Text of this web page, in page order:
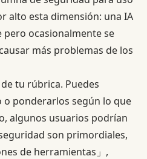
alto esta dimensión: una IA
ocasionalmente se
más problemas de los
tu rúbrica. Puedes
o ponderarlos según lo que
algunos usuarios podrían
son primordiales,
de herramientas」,